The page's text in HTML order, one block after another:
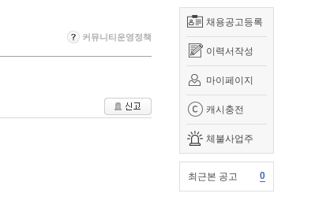
채용공고등록
이력서작성
마이페이지
캐시충전
체불사업주
최근본 공고 0
커뮤니티운영정책